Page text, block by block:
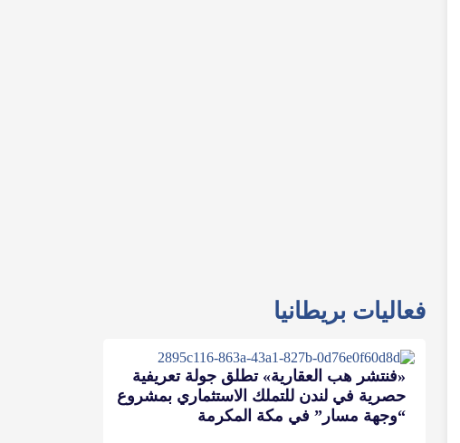
فعاليات بريطانيا
«فنتشر هب العقارية» تطلق جولة تعريفية
حصرية في لندن للتملك الاستثماري بمشروع
“وجهة مسار” في مكة المكرمة